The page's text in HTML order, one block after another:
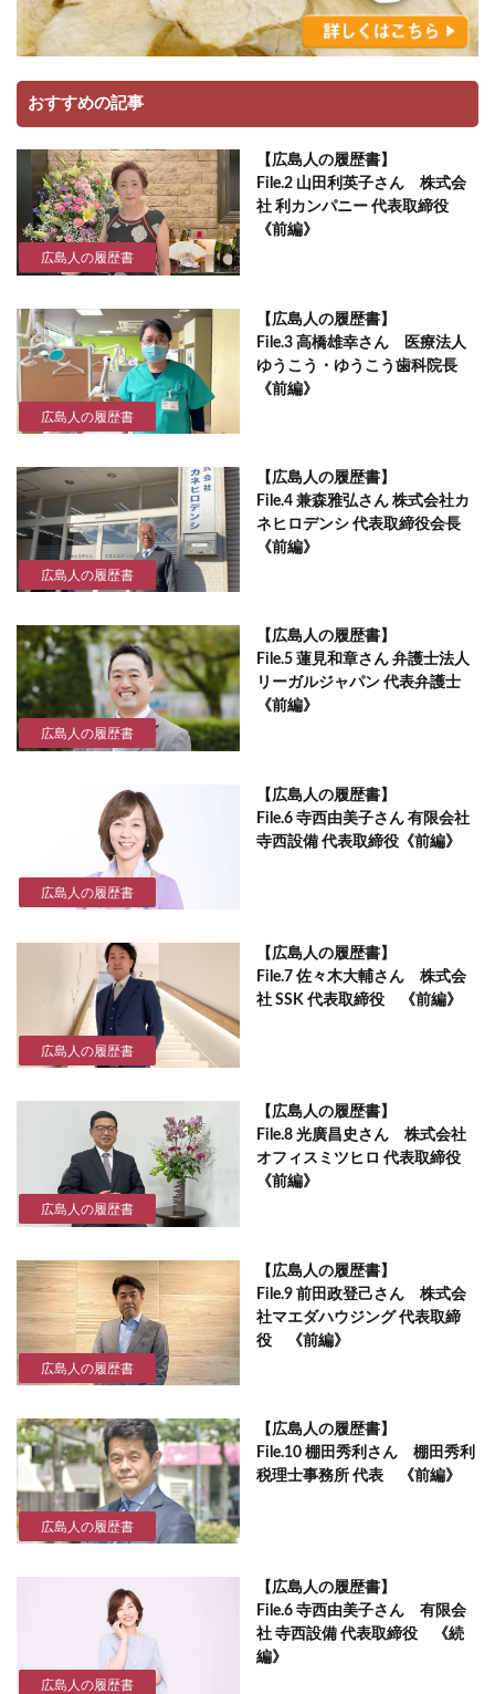
おすすめの記事
広島人の履歴書
【広島人の履歴書】
File.2 山田利英子さん 株式会
社 利カンパニー 代表取締役
《前編》
広島人の履歴書
【広島人の履歴書】
File.3 高橋雄幸さん 医療法人
ゆうこう・ゆうこう歯科院長
《前編》
広島人の履歴書
【広島人の履歴書】
File.4 兼森雅弘さん 株式会社カ
ネヒロデンシ 代表取締役会長
《前編》
広島人の履歴書
【広島人の履歴書】
File.5 蓮見和章さん 弁護士法人
リーガルジャパン 代表弁護士
《前編》
広島人の履歴書
【広島人の履歴書】
File.6 寺西由美子さん 有限会社
寺西設備 代表取締役《前編》
広島人の履歴書
【広島人の履歴書】
File.7 佐々木大輔さん 株式会
社 SSK 代表取締役 《前編》
広島人の履歴書
【広島人の履歴書】
File.8 光廣昌史さん 株式会社
オフィスミツヒロ 代表取締役
《前編》
広島人の履歴書
【広島人の履歴書】
File.9 前田政登己さん 株式会
社マエダハウジング 代表取締
役 《前編》
広島人の履歴書
【広島人の履歴書】
File.10 棚田秀利さん 棚田秀利
税理士事務所 代表 《前編》
広島人の履歴書
【広島人の履歴書】
File.6 寺西由美子さん 有限会
社 寺西設備 代表取締役 《続
編》